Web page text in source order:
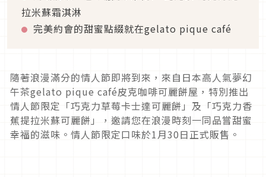
拉米蘇霜淇淋
完美約會的甜蜜點綴就在gelato pique café
隨著浪漫滿分的情人節即將到來，來自日本高人氣夢幻
午茶gelato pique café皮克咖啡可麗餅屋，特別推出
情人節限定「巧克力草莓卡士達可麗餅」及「巧克力香
蕉提拉米蘇可麗餅」，邀請您在浪漫時刻一同品嘗甜蜜
幸福的滋味。情人節限定口味於1月30日正式販售。